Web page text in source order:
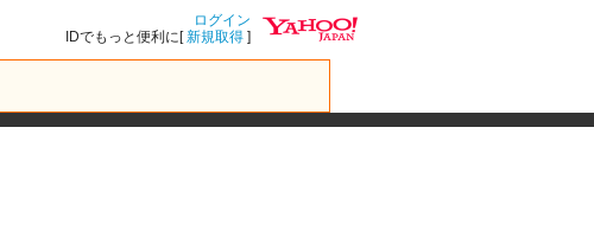
ログイン
IDでもっと便利に[新規取得 ]